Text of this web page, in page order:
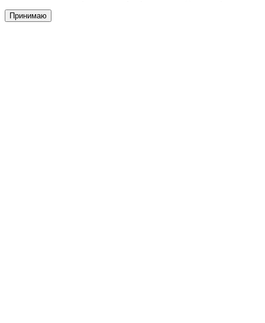
Принимаю